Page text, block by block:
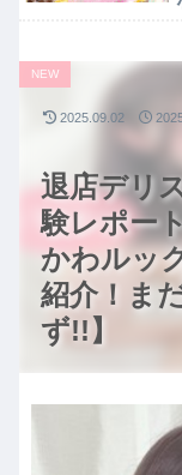
退店デリ
験レポー
かわルッ
紹介！ま
ず!!】
NEW
2025.09.02